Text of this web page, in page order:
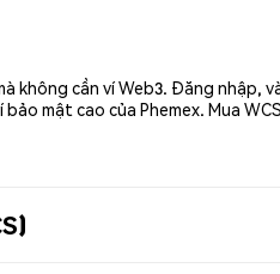
không cần ví Web3. Đăng nhập,
mật cao của Phemex. Mua